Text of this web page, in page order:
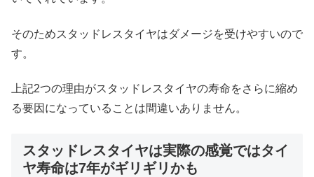
そのためスタッドレスタイヤはダメージを受けやすいので
す。
上記2つの理由がスタッドレスタイヤの寿命をさらに縮め
る要因になっていることは間違いありません。
スタッドレスタイヤは実際の感覚ではタイ
ヤ寿命は7年がギリギリかも